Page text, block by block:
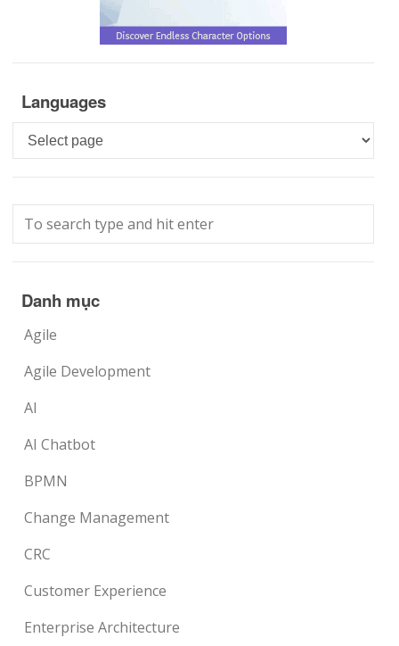
Languages
Languages
Danh mục
Agile
Agile Development
AI
AI Chatbot
BPMN
Change Management
CRC
Customer Experience
Enterprise Architecture